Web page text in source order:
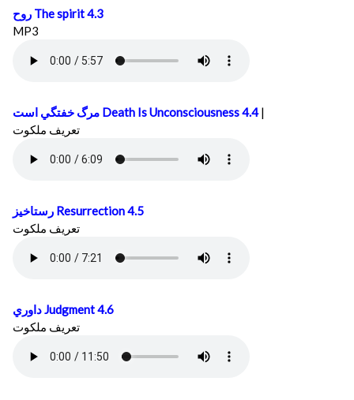
The spirit 4.3
MP3
Death Is Unconsciousness 4.4|
تعريف ملكوت
Resurrection 4.5
تعريف ملكوت
Judgment 4.6
تعريف ملكوت